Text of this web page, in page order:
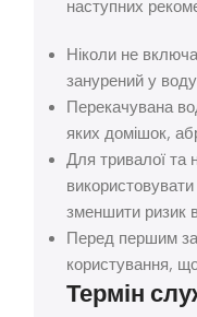
наступних
Ніколи не
занурений у
Перекачувана
яких домішок,
Для тривалої та
зменшити ризик
Перед першим
користування,
Термін